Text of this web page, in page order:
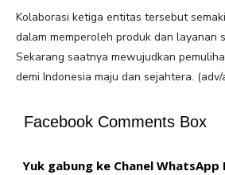
Kolaborasi ketiga entitas tersebut
dalam memperoleh produk dan layanan
Sekarang saatnya mewujudkan
demi Indonesia maju dan sejahtera. (adv/
Facebook Comments Box
Yuk gabung ke Chanel WhatsApp